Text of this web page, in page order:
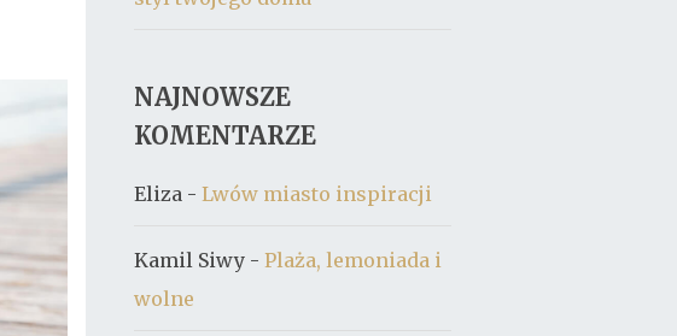
NAJNOWSZE
KOMENTARZE
Eliza -Lwów miasto inspiracji
Kamil Siwy -Plaża, lemoniada i
wolne